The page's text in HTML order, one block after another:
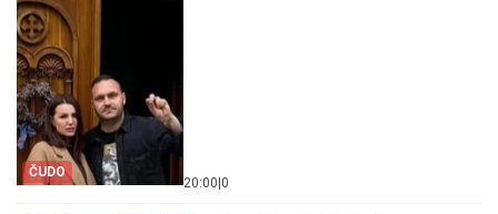
ČUDO
20:00 0